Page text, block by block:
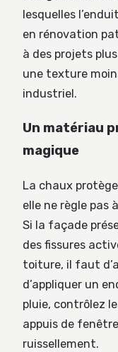
lesquelles
en rénovation
à des projets
une texture
industriel.
Un matériau
magique
La chaux
elle ne règle pas
Si la façade
des fissures
toiture, il faut
d’appliquer un
pluie, contrôlez
appuis de
ruissellement.